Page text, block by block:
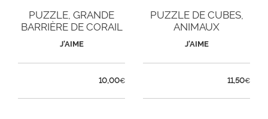
PUZZLE, GRANDE
BARRIÈRE DE CORAIL
J'AIME
10,00€
PUZZLE DE CUBES,
ANIMAUX
AUSTRALIENS
J'AIME
11,50€